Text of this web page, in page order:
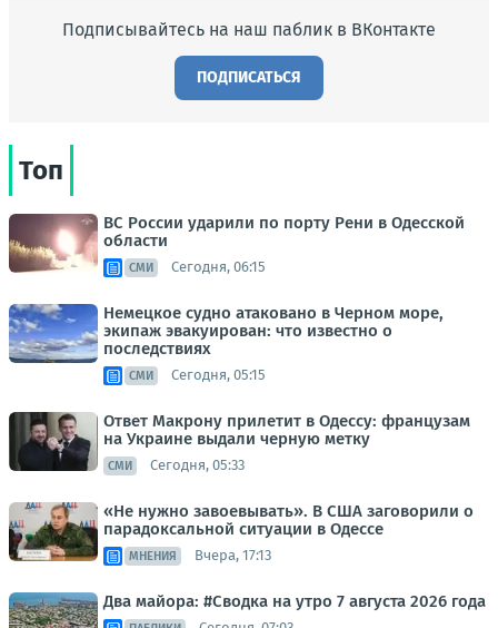
Подписывайтесь на наш паблик в ВКонтакте
ПОДПИСАТЬСЯ
Топ
ВС России ударили по порту Рени в Одесской
области
СМИ Сегодня, 06:15
Немецкое судно атаковано в Черном море,
экипаж эвакуирован: что известно о
последствиях
СМИ Сегодня, 05:15
Ответ Макрону прилетит в Одессу: французам
на Украине выдали черную метку
СМИ Сегодня, 05:33
«Не нужно завоевывать». В США заговорили о
парадоксальной ситуации в Одессе
МНЕНИЯ Вчера, 17:13
Два майора: #Сводка на утро 7 августа 2026 года